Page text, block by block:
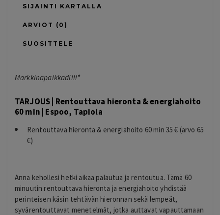
SIJAINTI KARTALLA
ARVIOT (0)
SUOSITTELE
Markkinapaikkadiili*
TARJOUS | Rentouttava hieronta & energiahoito
60 min | Espoo, Tapiola
Rentouttava hieronta & energiahoito 60 min 35 € (arvo 65
€)
Anna kehollesi hetki aikaa palautua ja rentoutua. Tämä 60
minuutin rentouttava hieronta ja energiahoito yhdistää
perinteisen käsin tehtävän hieronnan sekä lempeät,
syvärentouttavat menetelmät, jotka auttavat vapauttamaan